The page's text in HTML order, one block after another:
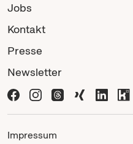
Jobs
Kontakt
Presse
Newsletter
Impressum